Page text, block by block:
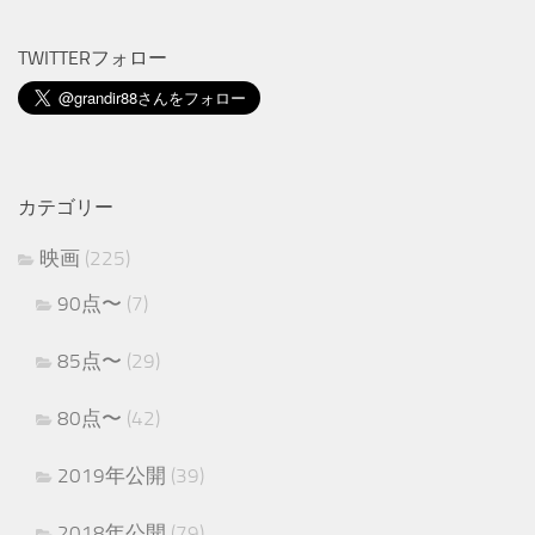
TWITTERフォロー
カテゴリー
映画 (225)
90点〜 (7)
85点〜 (29)
80点〜 (42)
2019年公開 (39)